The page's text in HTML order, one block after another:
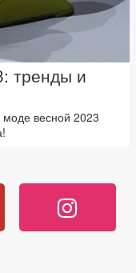
тренды и
моде весной 2023